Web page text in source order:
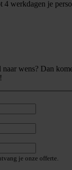
4 werkdagen je
naar wens? Dan
je onze offerte.